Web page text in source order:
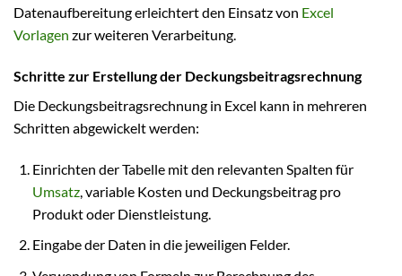
Datenaufbereitung erleichtert den Einsatz von Excel
Vorlagen zur weiteren Verarbeitung.
Schritte zur Erstellung der Deckungsbeitragsrechnung
Die Deckungsbeitragsrechnung in Excel kann in mehreren
Schritten abgewickelt werden:
Einrichten der Tabelle mit den relevanten Spalten für
Umsatz, variable Kosten und Deckungsbeitrag pro
Produkt oder Dienstleistung.
Eingabe der Daten in die jeweiligen Felder.